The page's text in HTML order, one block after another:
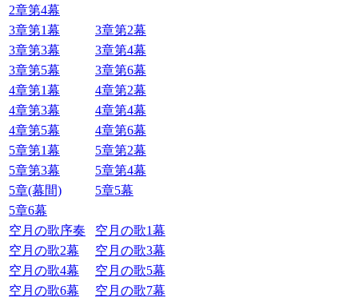
2章第4幕
3章第1幕
3章第2幕
3章第3幕
3章第4幕
3章第5幕
3章第6幕
4章第1幕
4章第2幕
4章第3幕
4章第4幕
4章第5幕
4章第6幕
5章第1幕
5章第2幕
5章第3幕
5章第4幕
5章(幕間)
5章5幕
5章6幕
空月の歌序奏
空月の歌1幕
空月の歌2幕
空月の歌3幕
空月の歌4幕
空月の歌5幕
空月の歌6幕
空月の歌7幕